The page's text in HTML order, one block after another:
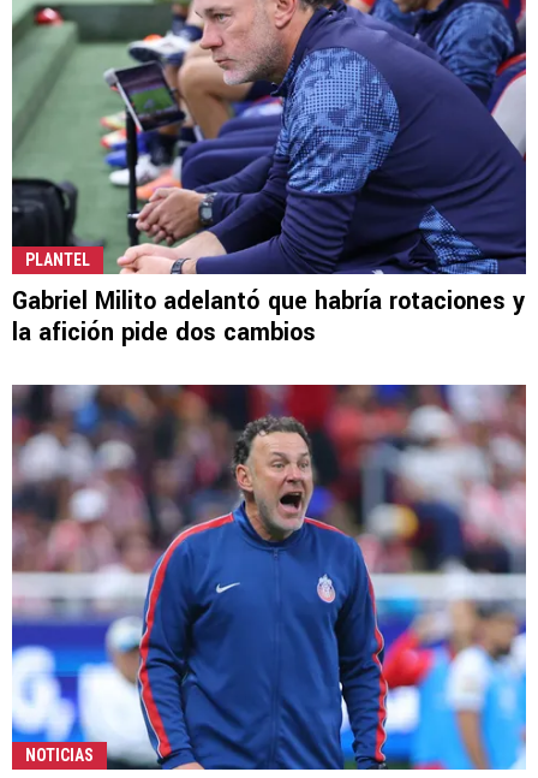
PLANTEL
Gabriel Milito adelantó que habría rotaciones y
la afición pide dos cambios
NOTICIAS